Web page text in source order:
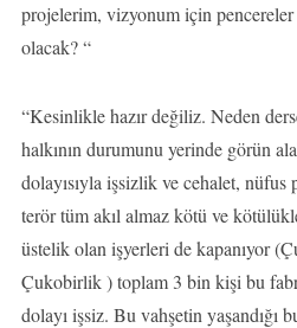
projelerim, vizyonum için
olacak? “
“Kesinlikle hazır değiliz. Neden
halkının durumunu yerinde görün
dolayısıyla işsizlik ve cehalet, nüfus
terör tüm akıl almaz kötü ve
üstelik olan işyerleri de kapanıyor
Çukobirlik ) toplam 3 bin kişi bu
dolayı işsiz. Bu vahşetin yaşandığı